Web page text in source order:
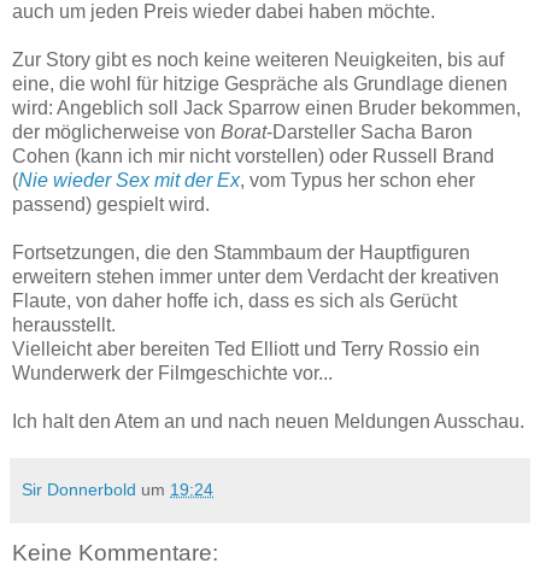
auch um jeden Preis wieder dabei haben möchte.
Zur Story gibt es noch keine weiteren Neuigkeiten, bis auf
eine, die wohl für hitzige Gespräche als Grundlage dienen
wird: Angeblich soll Jack Sparrow einen Bruder bekommen,
der möglicherweise von Borat-Darsteller Sacha Baron
Cohen (kann ich mir nicht vorstellen) oder Russell Brand
(Nie wieder Sex mit der Ex, vom Typus her schon eher
passend) gespielt wird.
Fortsetzungen, die den Stammbaum der Hauptfiguren
erweitern stehen immer unter dem Verdacht der kreativen
Flaute, von daher hoffe ich, dass es sich als Gerücht
herausstellt.
Vielleicht aber bereiten Ted Elliott und Terry Rossio ein
Wunderwerk der Filmgeschichte vor...
Ich halt den Atem an und nach neuen Meldungen Ausschau.
Sir Donnerbold um 19:24
Keine Kommentare: